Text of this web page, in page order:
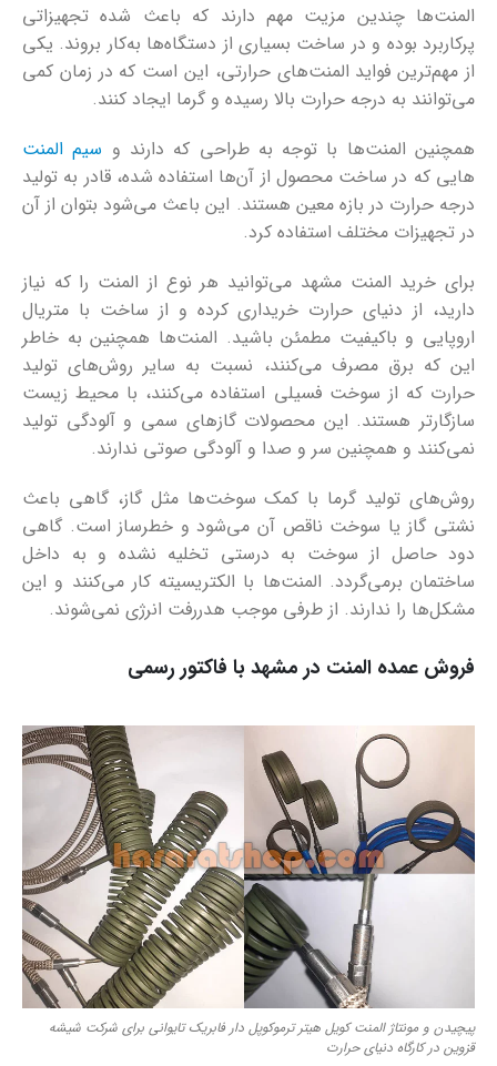
المنت‌ها چندین مزیت مهم دارند که باعث شده تجهیزاتی
پرکاربرد بوده و در ساخت بسیاری از دستگاه‌ها به‌کار بروند. یکی
از مهم‌ترین فواید المنت‌های حرارتی، این است که در زمان کمی
می‌توانند به درجه حرارت بالا رسیده و گرما ایجاد کنند.
همچنین المنت‌ها با توجه به طراحی که دارند و سیم المنت
هایی که در ساخت محصول از آن‌ها استفاده شده، قادر به تولید
درجه حرارت در بازه معین هستند. این باعث می‌شود بتوان از آن
در تجهیزات مختلف استفاده کرد.
برای خرید المنت مشهد می‌توانید هر نوع از المنت را که نیاز
دارید، از دنیای حرارت خریداری کرده و از ساخت با متریال
اروپایی و باکیفیت مطمئن باشید. المنت‌ها همچنین به خاطر
این که برق مصرف می‌کنند، نسبت به سایر روش‌های تولید
حرارت که از سوخت فسیلی استفاده می‌کنند، با محیط زیست
سازگارتر هستند. این محصولات گازهای سمی و آلودگی تولید
نمی‌کنند و همچنین سر و صدا و آلودگی صوتی ندارند.
روش‌های تولید گرما با کمک سوخت‌ها مثل گاز، گاهی باعث
نشتی گاز یا سوخت ناقص آن می‌شود و خطرساز است. گاهی
دود حاصل از سوخت به درستی تخلیه نشده و به داخل
ساختمان برمی‌گردد. المنت‌ها با الکتریسیته کار می‌کنند و این
مشکل‌ها را ندارند. از طرفی موجب هدررفت انرژی نمی‌شوند.
فروش عمده المنت در مشهد با فاکتور رسمی
پیچیدن و مونتاژ المنت کویل هیتر ترموکوپل دار فابریک تایوانی برای شرکت شیشه
قزوین در کارگاه دنیای حرارت